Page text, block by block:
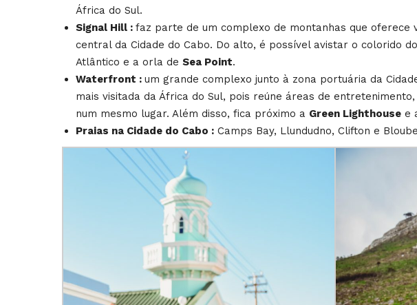
África do Sul.
Signal Hill : faz parte de um complexo de montanhas que oferece
central da Cidade do Cabo. Do alto, é possível avistar o colorido
Atlântico e a orla de Sea Point.
Waterfront : um grande complexo junto à zona portuária da
mais visitada da África do Sul, pois reúne áreas de
num mesmo lugar. Além disso, fica próximo a Green Lighthouse e
Praias na Cidade do Cabo : Camps Bay, Llundudno, Clifton e